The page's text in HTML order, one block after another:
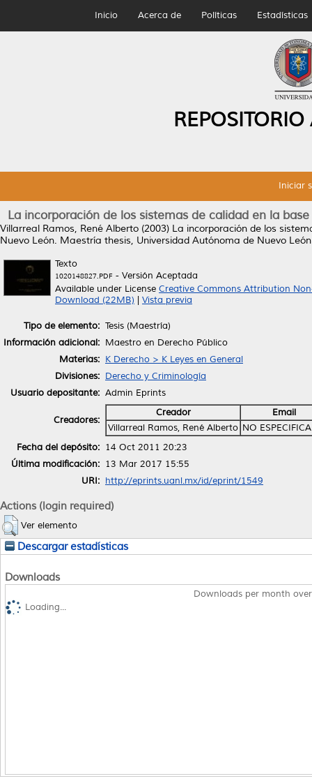
Inicio Acerca de Políticas Estadísticas
Iniciar
La incorporación de los sistemas de calidad en la
Villarreal Ramos, René Alberto (2003) La incorporación de los
Nuevo León. Maestría thesis, Universidad Autónoma de Nuevo
Texto
1020148827.PDF - Versión Aceptada
Available under License Creative Commons Attribution
Download (22MB)
Vista previa
Tipo de elemento: Tesis (Maestría)
Información adicional: Maestro en Derecho Público
Materias: K Derecho > K Leyes en General
Divisiones: Derecho y Criminología
Usuario depositante: Admin Eprints
Creadores:
Creador
Email
Villarreal Ramos, René Alberto NO
Fecha del depósito: 14 Oct 2011 20:23
Última modificación: 13 Mar 2017 15:55
URI: http://eprints.uanl.mx/id/eprint/1549
Actions (login required)
Ver elemento
Descargar estadísticas
Downloads
Downloads per month
Loading...